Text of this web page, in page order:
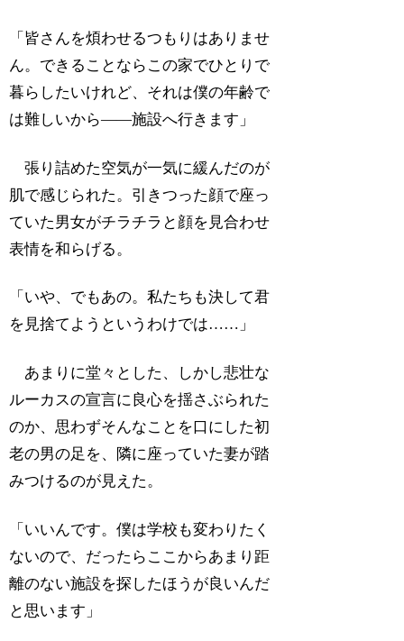
「皆さんを煩わせるつもりはありませ
ん。できることならこの家でひとりで
暮らしたいけれど、それは僕の年齢で
は難しいから――施設へ行きます」
張り詰めた空気が一気に緩んだのが
肌で感じられた。引きつった顔で座っ
ていた男女がチラチラと顔を見合わせ
表情を和らげる。
「いや、でもあの。私たちも決して君
を見捨てようというわけでは……」
あまりに堂々とした、しかし悲壮な
ルーカスの宣言に良心を揺さぶられた
のか、思わずそんなことを口にした初
老の男の足を、隣に座っていた妻が踏
みつけるのが見えた。
「いいんです。僕は学校も変わりたく
ないので、だったらここからあまり距
離のない施設を探したほうが良いんだ
と思います」